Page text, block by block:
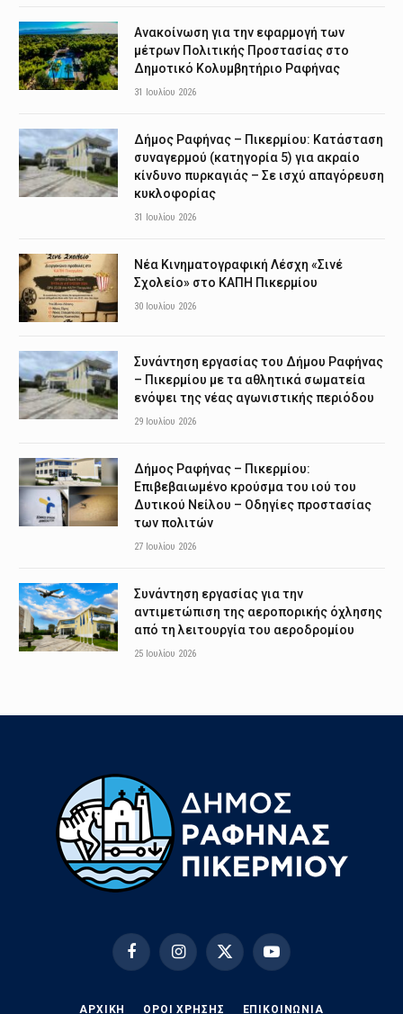
Ανακοίνωση για την εφαρμογή των
μέτρων Πολιτικής Προστασίας στο
Δημοτικό Κολυμβητήριο Ραφήνας
31 Ιουλίου 2026
Δήμος Ραφήνας – Πικερμίου: Κατάσταση
συναγερμού (κατηγορία 5) για ακραίο
κίνδυνο πυρκαγιάς – Σε ισχύ απαγόρευση
κυκλοφορίας
31 Ιουλίου 2026
Νέα Κινηματογραφική Λέσχη «Σινέ
Σχολείο» στο ΚΑΠΗ Πικερμίου
30 Ιουλίου 2026
Συνάντηση εργασίας του Δήμου Ραφήνας
– Πικερμίου με τα αθλητικά σωματεία
ενόψει της νέας αγωνιστικής περιόδου
29 Ιουλίου 2026
Δήμος Ραφήνας – Πικερμίου:
Επιβεβαιωμένο κρούσμα του ιού του
Δυτικού Νείλου – Οδηγίες προστασίας
των πολιτών
27 Ιουλίου 2026
Συνάντηση εργασίας για την
αντιμετώπιση της αεροπορικής όχλησης
από τη λειτουργία του αεροδρομίου
25 Ιουλίου 2026
FacebookInstagramX
YouTube
ΑΡΧΙΚΗ ΟΡΟΙ ΧΡΗΣΗΣ EΠΙΚΟΙΝΩΝΊΑ